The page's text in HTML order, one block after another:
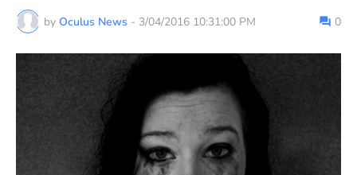
by Oculus News - 3/04/2016 10:31:00 PM 0